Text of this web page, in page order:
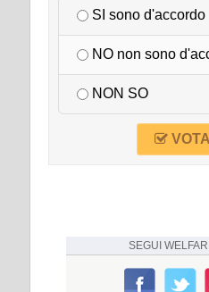
SI sono d'accordo
NO non sono
NON SO
SEGUI